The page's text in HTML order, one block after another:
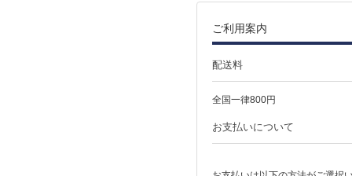
ご利用案内
配送料
全国一律800円
お支払いについて